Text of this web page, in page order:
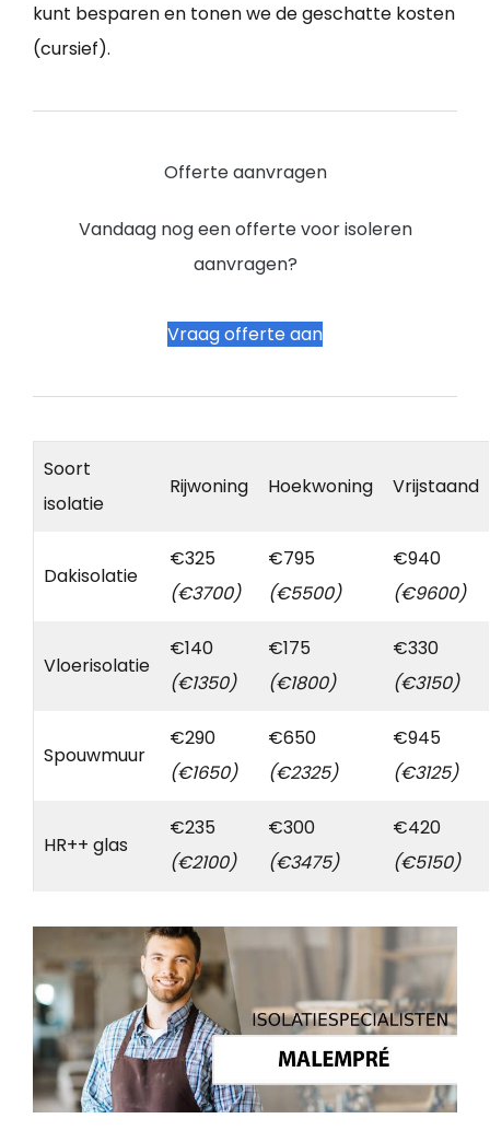
kunt besparen en tonen we de geschatte kosten
(cursief).
Offerte aanvragen
Vandaag nog een offerte voor isoleren
aanvragen?
Vraag offerte aan
Soort
isolatie
Rijwoning Hoekwoning Vrijstaand
Dakisolatie
€325
(€3700)
€795
(€5500)
€940
(€9600)
Vloerisolatie
€140
(€1350)
€175
(€1800)
€330
(€3150)
Spouwmuur
€290
(€1650)
€650
(€2325)
€945
(€3125)
HR++ glas
€235
(€2100)
€300
(€3475)
€420
(€5150)